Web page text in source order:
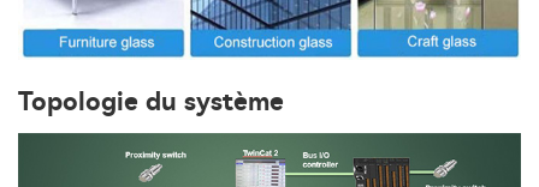
Topologie du système